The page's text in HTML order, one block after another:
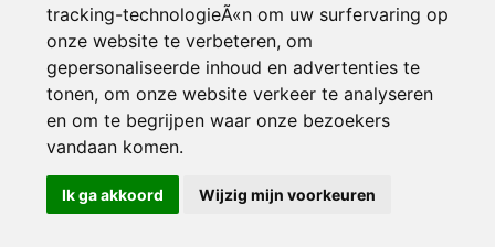
tracking-technologieÃ«n om uw surfervaring op
onze website te verbeteren, om
gepersonaliseerde inhoud en advertenties te
tonen, om onze website verkeer te analyseren
en om te begrijpen waar onze bezoekers
vandaan komen.
Ik ga akkoord Wijzig mijn voorkeuren
© 2000-2026 UFE Media:Managersonline.nl|Brisk magazine
Partners:Autowereld.com